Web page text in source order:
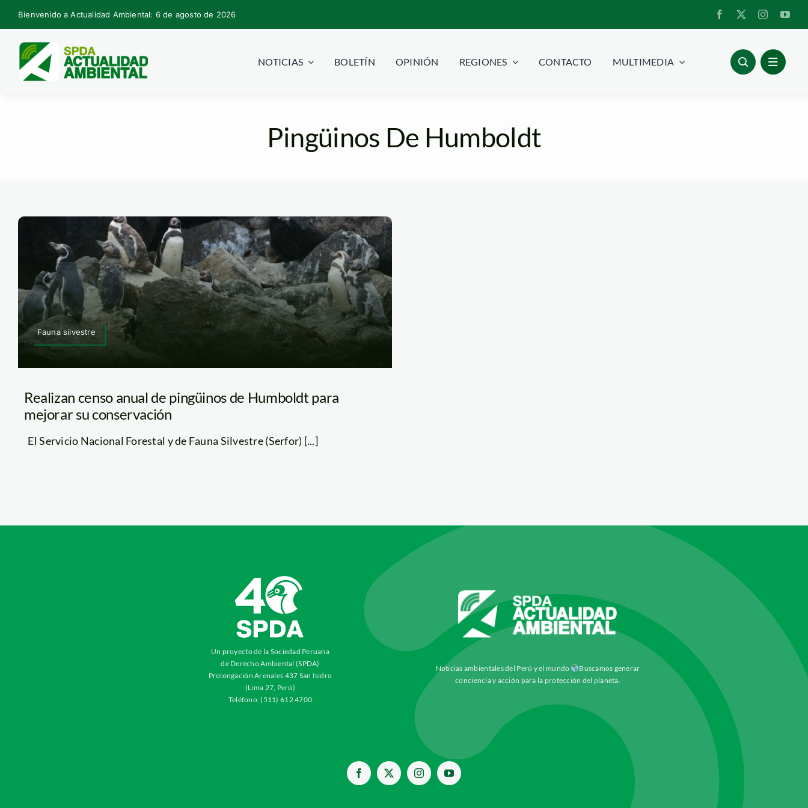
Skip
to
content
Bienvenido a Actualidad Ambiental: 6 de agosto de 2026
NOTICIAS BOLETÍN OPINIÓN REGIONES CONTACTO MULTIMEDIA
Pingüinos De Humboldt
Fauna silvestre
Realizan censo anual de pingüinos de Humboldt para
mejorar su conservación
El Servicio Nacional Forestal y de Fauna Silvestre (Serfor) [...]
Un proyecto de la Sociedad Peruana
de Derecho Ambiental (SPDA)
Prolongación Arenales 437 San Isidro
(Lima 27, Perú)
Teléfono: (511) 612 4700
Noticias ambientales del Perú y el mundo
Buscamos generar
conciencia y acción para la protección del planeta.